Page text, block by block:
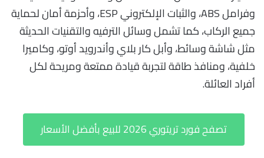
وفرامل ABS، والثبات الإلكتروني ESP، وأحزمة أمان لحماية
جميع الركاب، كما تشمل وسائل الترفيه والتقنيات الحديثة
مثل شاشة وسائط، وأبل كار بلاي وأندرويد أوتو، وكاميرا
خلفية، ومنافذ طاقة لتجربة قيادة ممتعة ومريحة لكل
أفراد العائلة.
تصفح فورد تريتوري 2026 للبيع بأفضل الأسعار